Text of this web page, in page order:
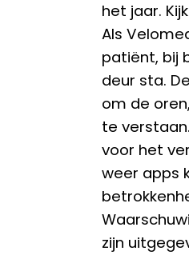
het jaar.
Als
patiënt, bij
deur sta.
om de
te
voor het
weer apps
zijn